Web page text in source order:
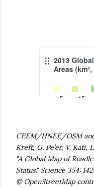
CEEM/HNEE/OSM
Kreft, G. Pe’er, V. Kati,
"A Global Map of
Status." Science 354:
© OpenStreetMap